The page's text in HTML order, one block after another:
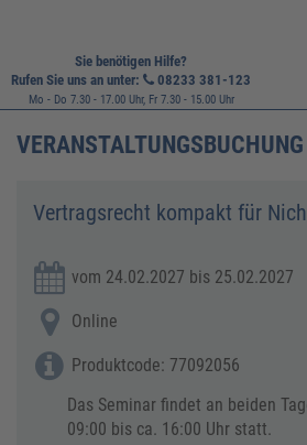
Sie benötigen Hilfe?
Rufen Sie uns an unter:
08233 381-123
Mo - Do 7.30 - 17.00 Uhr, Fr 7.30 - 15.00 Uhr
VERANSTALTUNGSBUCHUNG
Vertragsrecht kompakt für
vom 24.02.2027 bis 25.02.2027
Online
Produktcode: 77092056
Das Seminar findet an beiden
09:00 bis ca. 16:00 Uhr statt.